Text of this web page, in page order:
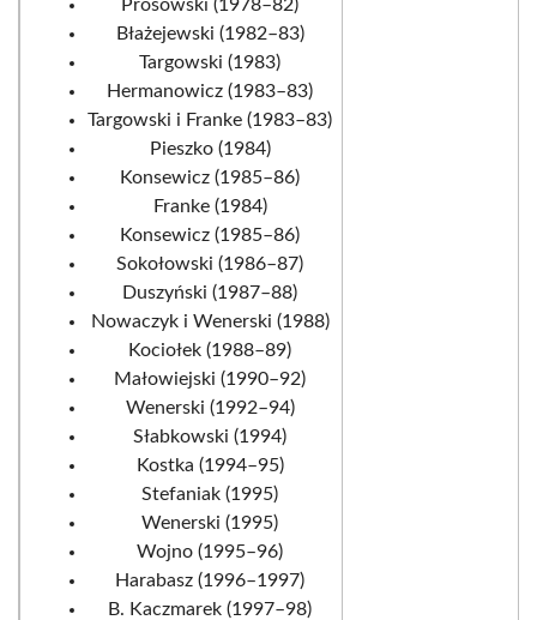
Prosowski (1978–82)
Błażejewski (1982–83)
Targowski (1983)
Hermanowicz (1983–83)
Targowski i Franke (1983–83)
Pieszko (1984)
Konsewicz (1985–86)
Franke (1984)
Konsewicz (1985–86)
Sokołowski (1986–87)
Duszyński (1987–88)
Nowaczyk i Wenerski (1988)
Kociołek (1988–89)
Małowiejski (1990–92)
Wenerski (1992–94)
Słabkowski (1994)
Kostka (1994–95)
Stefaniak (1995)
Wenerski (1995)
Wojno (1995–96)
Harabasz (1996–1997)
B. Kaczmarek (1997–98)